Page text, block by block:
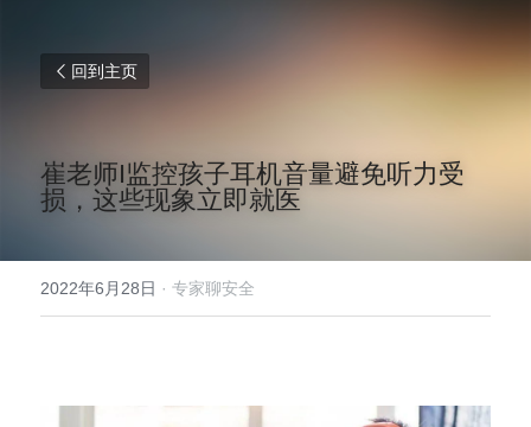
回到主页
崔老师I监控孩子耳机音量避免听力受
损，这些现象立即就医
2022年6月28日 · 专家聊安全